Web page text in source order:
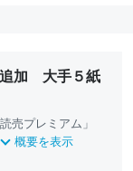
追加 大手５紙
売プレミアム」
概要を表示